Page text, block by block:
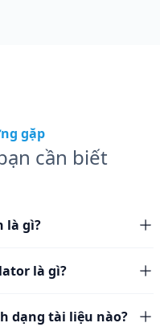
gặp
cần biết
là gì?
là gì?
dạng tài liệu nào?